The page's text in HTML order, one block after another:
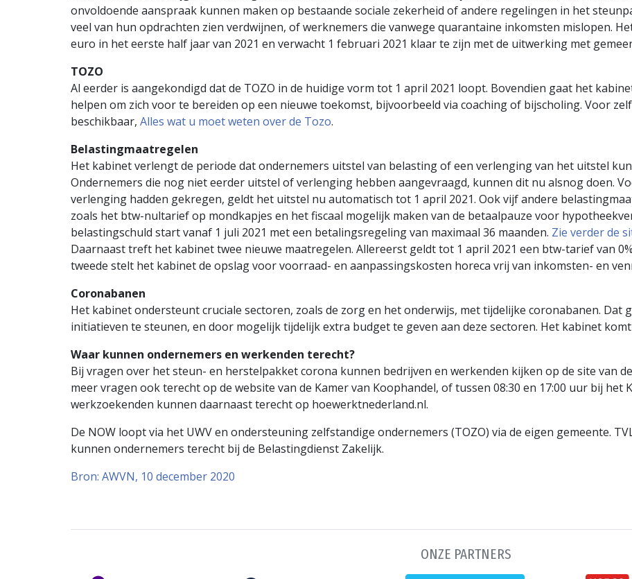
onvoldoende aanspraak kunnen maken op bestaande sociale zekerheid of andere regelingen in het
veel van hun opdrachten zien verdwijnen, of werknemers die vanwege quarantaine inkomsten mislopen.
euro in het eerste half jaar van 2021 en verwacht 1 februari 2021 klaar te zijn met de uitwerking met
TOZO
Al eerder is aangekondigd dat de TOZO in de huidige vorm tot 1 april 2021 loopt. Bovendien gaat het
helpen om zich voor te bereiden op een nieuwe toekomst, bijvoorbeeld via coaching of bijscholing. Voor
beschikbaar, Alles wat u moet weten over de Tozo.
Belastingmaatregelen
Het kabinet verlengt de periode dat ondernemers uitstel van belasting of een verlenging van het uitstel
Ondernemers die nog niet eerder uitstel of verlenging hebben aangevraagd, kunnen dit nu alsnog doen.
verlenging hadden gekregen, geldt het uitstel nu automatisch tot 1 april 2021. Ook vijf andere
zoals het btw-nultarief op mondkapjes en het fiscaal mogelijk maken van de betaalpauze voor
belastingschuld start vanaf 1 juli 2021 met een betalingsregeling van maximaal 36 maanden. Zie verder de
Daarnaast treft het kabinet twee nieuwe maatregelen. Allereerst geldt tot 1 april 2021 een btw-tarief van
tweede stelt het kabinet de opslag voor voorraad- en aanpassingskosten horeca vrij van inkomsten- en
Coronabanen
Het kabinet ondersteunt cruciale sectoren, zoals de zorg en het onderwijs, met tijdelijke coronabanen. Dat
initiatieven te steunen, en door mogelijk tijdelijk extra budget te geven aan deze sectoren. Het kabinet
Waar kunnen ondernemers en werkenden terecht?
Bij vragen over het steun- en herstelpakket corona kunnen bedrijven en werkenden kijken op de site van
meer vragen ook terecht op de website van de Kamer van Koophandel, of tussen 08:30 en 17:00 uur bij het
werkzoekenden kunnen daarnaast terecht op hoewerktnederland.nl.
De NOW loopt via het UWV en ondersteuning zelfstandige ondernemers (TOZO) via de eigen gemeente.
kunnen ondernemers terecht bij de Belastingdienst Zakelijk.
Bron: AWVN, 10 december 2020
ONZE PARTNERS